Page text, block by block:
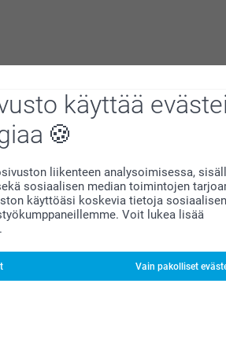
käyttää
liikenteen analysoimisessa,
sosiaalisen median toimintojen
käyttöäsi koskevia tietoja
Voit lukea lisää
Vain pakolliset